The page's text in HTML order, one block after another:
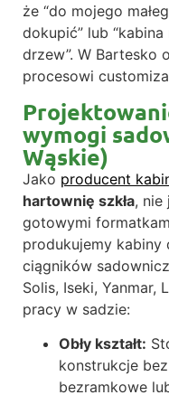
że “do mojego
dokupić” lub
drzew”. W Bartesko
procesowi
wymogi
Wąskie)
Jako producent
hartownię szkła, nie
gotowymi
produkujemy kabiny
ciągników
Solis, Iseki, Yanmar,
pracy w sadzie:
Obły kształt:
konstrukcje
bezramkowe